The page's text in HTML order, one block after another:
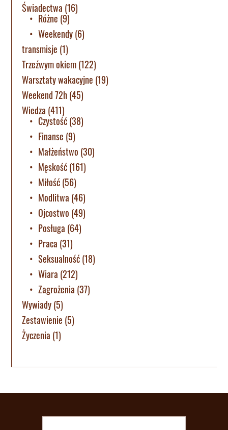
Świadectwa (16)
Różne (9)
Weekendy(6)
transmisje (1)
Trzeźwym okiem(122)
Warsztaty wakacyjne (19)
Weekend 72h(45)
Wiedza (411)
Czystość(38)
Finanse (9)
Małżeństwo (30)
Męskość(161)
Miłość(56)
Modlitwa (46)
Ojcostwo (49)
Posługa (64)
Praca (31)
Seksualność(18)
Wiara (212)
Zagrożenia (37)
Wywiady(5)
Zestawienie (5)
Życzenia (1)